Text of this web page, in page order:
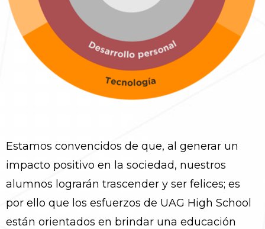
Estamos convencidos de que, al generar un
impacto positivo en la sociedad, nuestros
alumnos lograrán trascender y ser felices; es
por ello que los esfuerzos de UAG High School
están orientados en brindar una educación